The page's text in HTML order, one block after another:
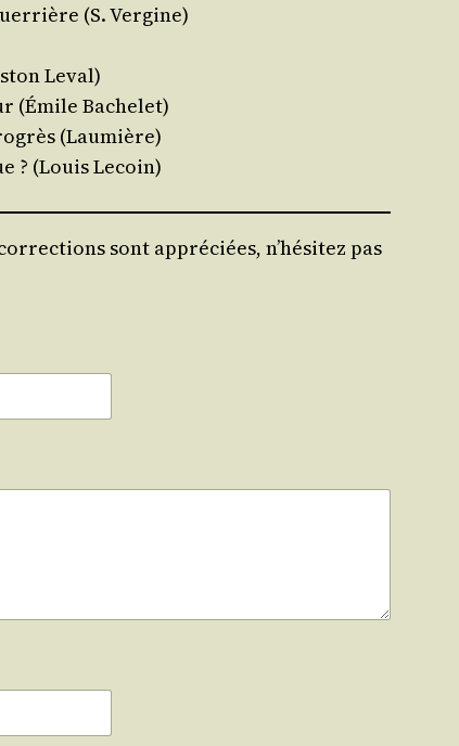
(S. Vergine)
Leval)
(Émile Bachelet)
(Lau­mière)
? (Louis Lecoin)
sont appréciées, n’hésitez pas